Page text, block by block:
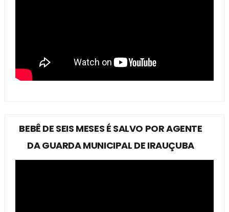
BEBÊ DE SEIS MESES É SALVO POR AGENTE
DA GUARDA MUNICIPAL DE IRAUÇUBA